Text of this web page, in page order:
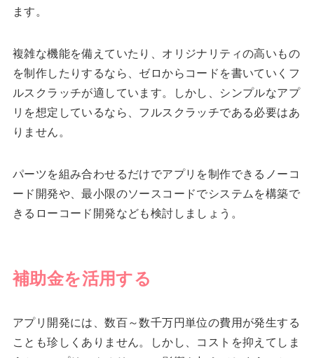
ます。
複雑な機能を備えていたり、オリジナリティの高いもの
を制作したりするなら、ゼロからコードを書いていくフ
ルスクラッチが適しています。しかし、シンプルなアプ
リを想定しているなら、フルスクラッチである必要はあ
りません。
パーツを組み合わせるだけでアプリを制作できるノーコ
ード開発や、最小限のソースコードでシステムを構築で
きるローコード開発なども検討しましょう。
補助金を活用する
アプリ開発には、数百～数千万円単位の費用が発生する
ことも珍しくありません。しかし、コストを抑えてしま